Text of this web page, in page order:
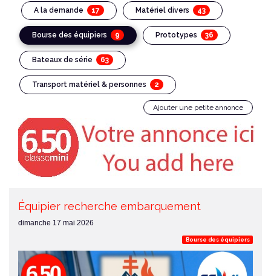
A la demande 17 Matériel divers 43
Bourse des équipiers 9 Prototypes 36
Bateaux de série 63
Transport matériel & personnes 2
Ajouter une petite annonce
Équipier recherche embarquement
dimanche 17 mai 2026
Bourse des équipiers